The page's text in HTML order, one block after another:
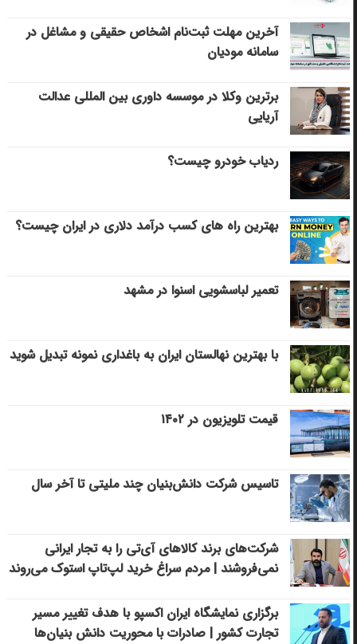
آخرین مهلت ثبت‌نام اشخاص حقیقی و مشاغل در
سامانه مودیان
برترین وکلا در موسسه داوری بین المللی عدالت
آریایی
ردیاب خودرو چیست؟
بهترین راه های کسب درآمد دلاری در ایران چیست؟
تعمیر لباسشویی اسنوا در مشهد
با بهترین نهالستان ایران به باغداری نمونه تبدیل شوید
قیمت تلویزیون در ۱۴۰۲
تاسیس شرکت دانش‌بنیان چند ملیتی تا آخر سال
شرکت‌های برند کالاهای آی‌تی را به تجار ایرانی
نمی‌فروشند | مردم سراغ خرید لپ‌تاپ استوک می‌روند
برگزاری نمایشگاه ایران اکسپو با هدف تغییر مسیر
تجارت کشور | صادرات با محوریت دانش بنیان‌ها